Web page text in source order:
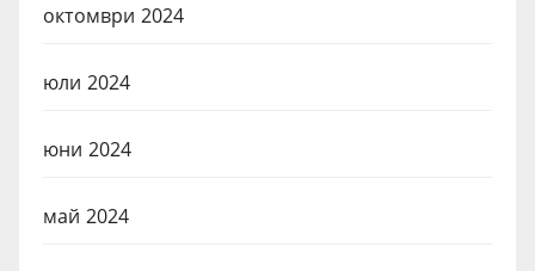
октомври 2024
юли 2024
юни 2024
май 2024